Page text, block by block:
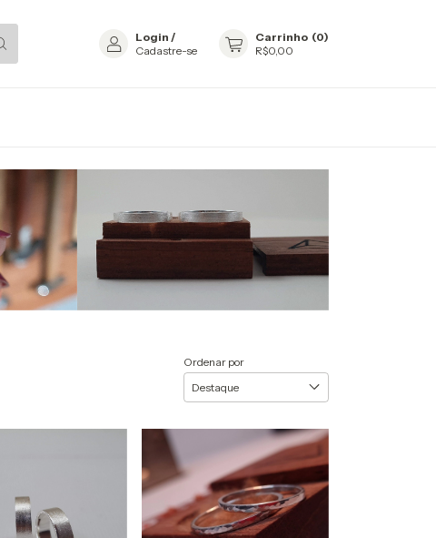
Login /
Cadastre-se
Carrinho (0)
R$0,00
Ordenar por